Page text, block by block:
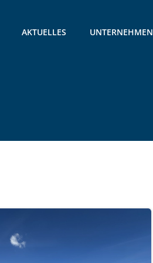
AKTUELLES UNTERNEHMEN